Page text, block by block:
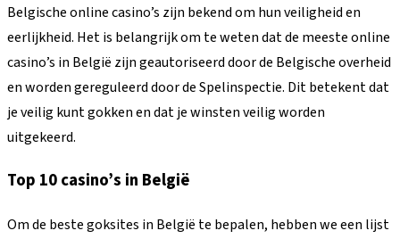
Belgische online casino’s zijn bekend om hun veiligheid en
eerlijkheid. Het is belangrijk om te weten dat de meeste online
casino’s in België zijn geautoriseerd door de Belgische overheid
en worden gereguleerd door de Spelinspectie. Dit betekent dat
je veilig kunt gokken en dat je winsten veilig worden
uitgekeerd.
Top 10 casino’s in België
Om de beste goksites in België te bepalen, hebben we een lijst